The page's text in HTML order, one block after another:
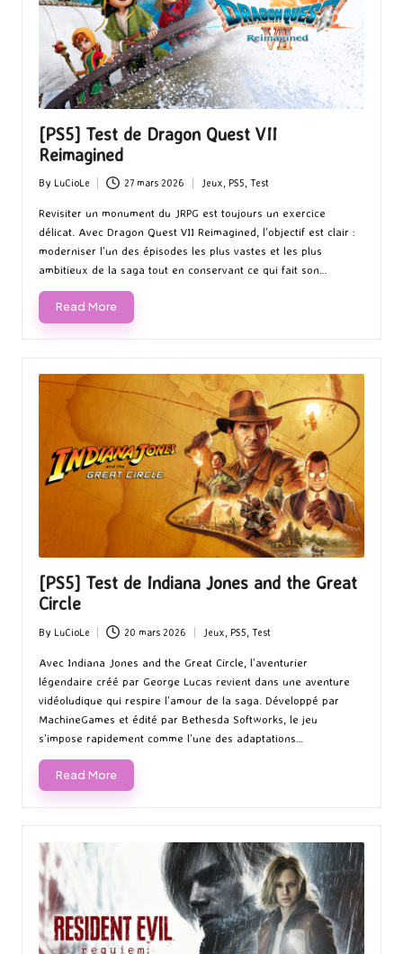
[PS5] Test de Dragon Quest VII
Reimagined
Posted
by
By LuCioLe 27 mars 2026
Posted
in
Jeux, PS5, Test
Revisiter un monument du JRPG est toujours un exercice
délicat. Avec Dragon Quest VII Reimagined, l’objectif est clair :
moderniser l’un des épisodes les plus vastes et les plus
ambitieux de la saga tout en conservant ce qui fait son…
Read More
[PS5] Test de Indiana Jones and the Great
Circle
Posted
by
By LuCioLe 20 mars 2026
Posted
in
Jeux, PS5, Test
Avec Indiana Jones and the Great Circle, l’aventurier
légendaire créé par George Lucas revient dans une aventure
vidéoludique qui respire l’amour de la saga. Développé par
MachineGames et édité par Bethesda Softworks, le jeu
s’impose rapidement comme l’une des adaptations…
Read More